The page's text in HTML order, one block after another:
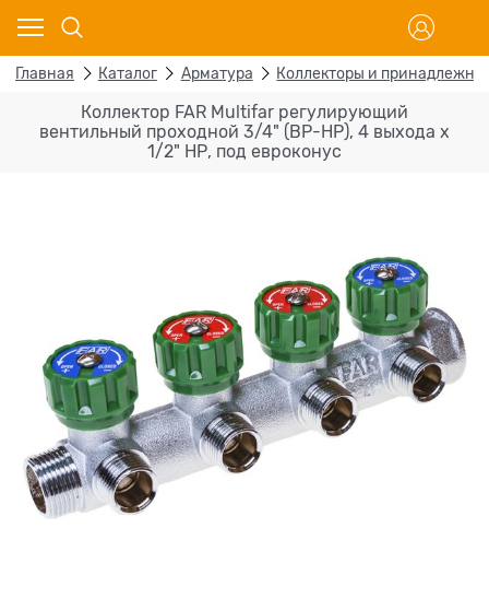
Главная Каталог Арматура Коллекторы и
Коллектор FAR Multifar регулирующий
вентильный проходной 3/4" (ВР-НР), 4 выхода x
1/2" НР, под евроконус